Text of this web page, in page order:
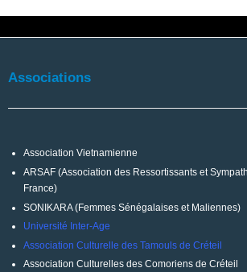
Associations
Association Vietnamienne
ARSAF (Association des Ressortissants et
France)
SONIKARA (Femmes Sénégalaises et Maliennes)
Université Inter-Age
Association Culturelle des Tamouls de Créteil
Association Culturelles des Comoriens de Créteil